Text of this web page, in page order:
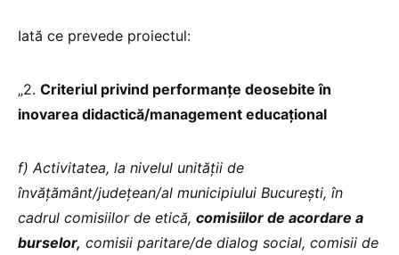
Iată ce prevede proiectul:
„2. Criteriul privind performanţe deosebite în
inovarea didactică/management educaţional
f) Activitatea, la nivelul unității de
învățământ/județean/al municipiului București, în
cadrul comisiilor de etică, comisiilor de acordare a
burselor, comisii paritare/de dialog social, comisii de